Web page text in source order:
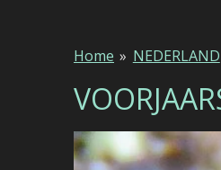
Home » NEDERLAND